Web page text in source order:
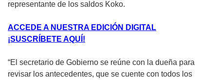
representante de los saldos Koko.
ACCEDE A NUESTRA EDICIÓN DIGITAL
¡SUSCRÍBETE AQUÍ!
“El secretario de Gobierno se reúne con la dueña para
revisar los antecedentes, que se cuente con todos los